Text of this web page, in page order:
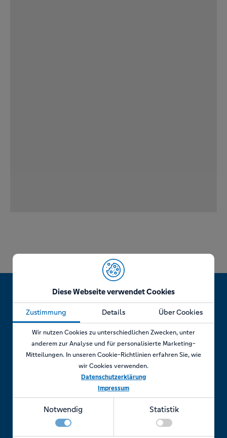
Diese Webseite verwendet Cookies
Zustimmung Details Über Cookies
Wir nutzen Cookies zu unterschiedlichen Zwecken, unter
anderem zur Analyse und für personalisierte Marketing-
Mitteilungen. In unseren Cookie-Richtlinien erfahren Sie, wie
wir Cookies verwenden.
Datenschutzerklärung
Impressum
Notwendig Statistik
Jetzt Termin vereinbaren!
Telefonisch
+49 7841 69 11880